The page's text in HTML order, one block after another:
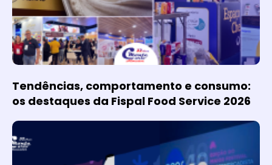
Tendências, comportamento e consumo:
os destaques da Fispal Food Service 2026